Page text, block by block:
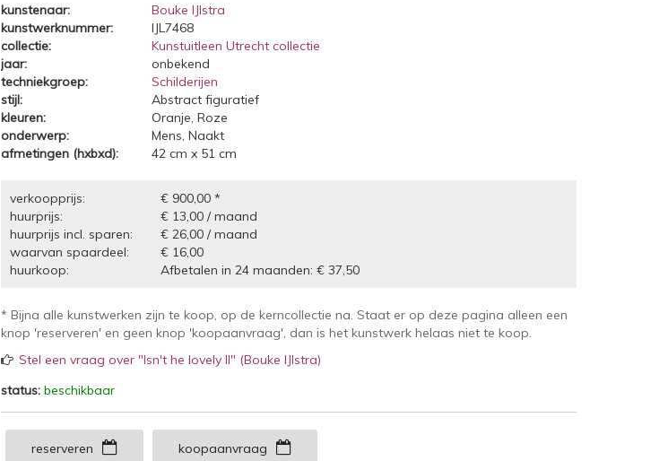
kunstenaar:
Bouke IJlstra
kunstwerknummer:
IJL7468
collectie:
Kunstuitleen Utrecht collectie
jaar:
onbekend
techniekgroep:
Schilderijen
stijl:
Abstract figuratief
kleuren:
Oranje, Roze
onderwerp:
Mens, Naakt
afmetingen (hxbxd):
42 cm x 51 cm
verkoopprijs:
€ 900,00 *
huurprijs:
€ 13,00 / maand
huurprijs incl. sparen:
€ 26,00 / maand
waarvan spaardeel:
€ 16,00
huurkoop:
Afbetalen in 24 maanden: € 37,50
* Bijna alle kunstwerken zijn te koop, op de kerncollectie na. Staat er op deze pagina alleen een
knop 'reserveren' en geen knop 'koopaanvraag', dan is het kunstwerk helaas niet te koop.
Stel een vraag over "Isn't he lovely II" (Bouke IJlstra)
status: beschikbaar
reserveren koopaanvraag